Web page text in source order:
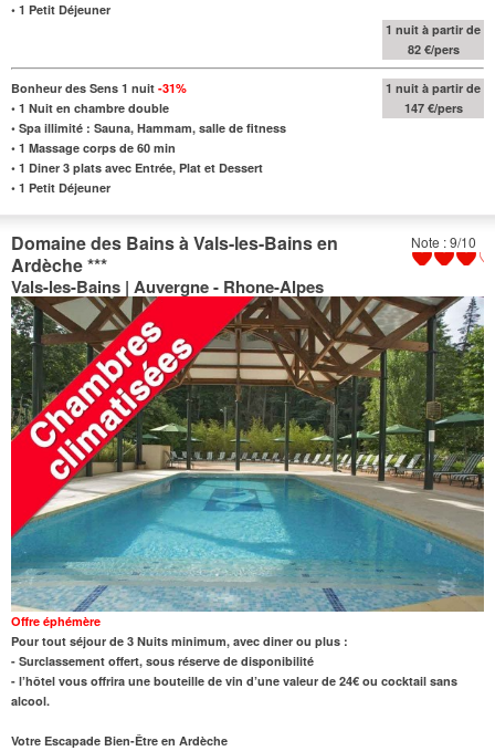
• 1 Petit Déjeuner
1 nuit à partir de
82 €/pers
Bonheur des Sens 1 nuit -31%
• 1 Nuit en chambre double
• Spa illimité : Sauna, Hammam, salle de fitness
• 1 Massage corps de 60 min
• 1 Diner 3 plats avec Entrée, Plat et Dessert
• 1 Petit Déjeuner
1 nuit à partir de
147 €/pers
Note : 9/10
Domaine des Bains à Vals-les-Bains en
Ardèche***
Vals-les-Bains | Auvergne - Rhone-Alpes
Offre éphémère
Pour tout séjour de 3 Nuits minimum, avec diner ou plus :
- Surclassement offert, sous réserve de disponibilité
- l’hôtel vous offrira une bouteille de vin d’une valeur de 24€ ou cocktail sans
alcool.
Votre Escapade Bien-Être en Ardèche